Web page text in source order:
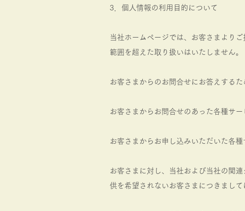
3．個人情報の利用目的について
当社ホームページでは、お客さまより
範囲を超えた取り扱いはいたしません。
お客さまからのお問合せにお答えするた
お客さまからお問合せのあった各種サ
お客さまからお申し込みいただいた各
お客さまに対し、当社および当社の関
供を希望されないお客さまにつきまし